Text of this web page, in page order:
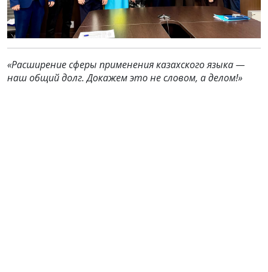
«Расширение сферы применения казахского языка —
наш общий долг. Докажем это не словом, а делом!»